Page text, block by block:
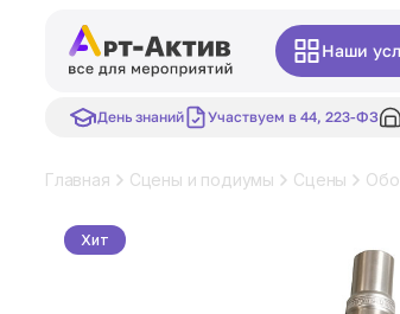
Наши
День знаний Участвуем в 44, 223-ФЗ
Главная Сцены и подиумы Сцены
Хит